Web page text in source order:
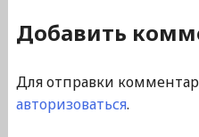
Добавить
Для отправки
авторизоваться.